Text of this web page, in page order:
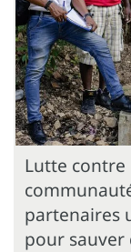
Lutte contre
partenaires
pour sauver